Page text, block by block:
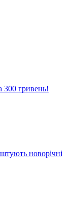
гривень!
новорічні